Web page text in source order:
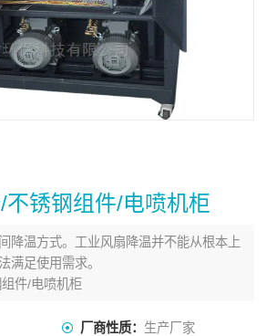
锈钢组件/电喷机柜
降温方式。工业风扇降温并不能从根本上
满足使用需求。
件/电喷机柜
厂商性质： 生产厂家